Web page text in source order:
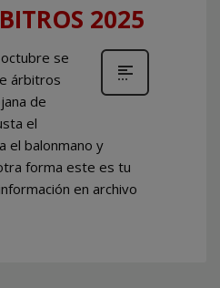
2025
se
árbitros
de
el
el balonmano y
forma este es tu
en archivo